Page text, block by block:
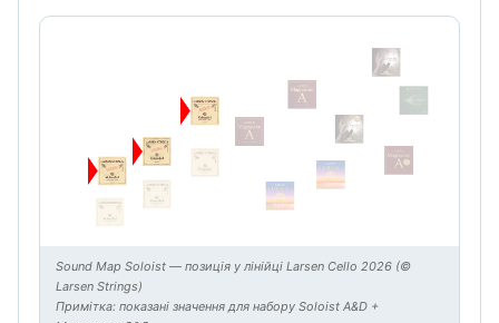
Sound Map Soloist — позиція у лінійці Larsen Cello 2026 (©
Larsen Strings)
Примітка: показані значення для набору Soloist A&D +